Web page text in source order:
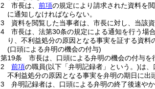
2
市長は、 前項の規定により請求された資料を
に通知しなければならない。
3
資料を閲覧した当事者は、市長に対し、当該
4
市長は、法第30条の規定による通知を行う場
り、不利益処分の原因となる事実を証する資料
(口頭による弁明の機会の付与)
第19条
市長は、口頭による弁明の機会の付与を
2
前項の職員(以下「弁明記録者」という。)は、
不利益処分の原因となる事実を弁明の期日に出
3
弁明記録者は、口頭による弁明の終了後速や